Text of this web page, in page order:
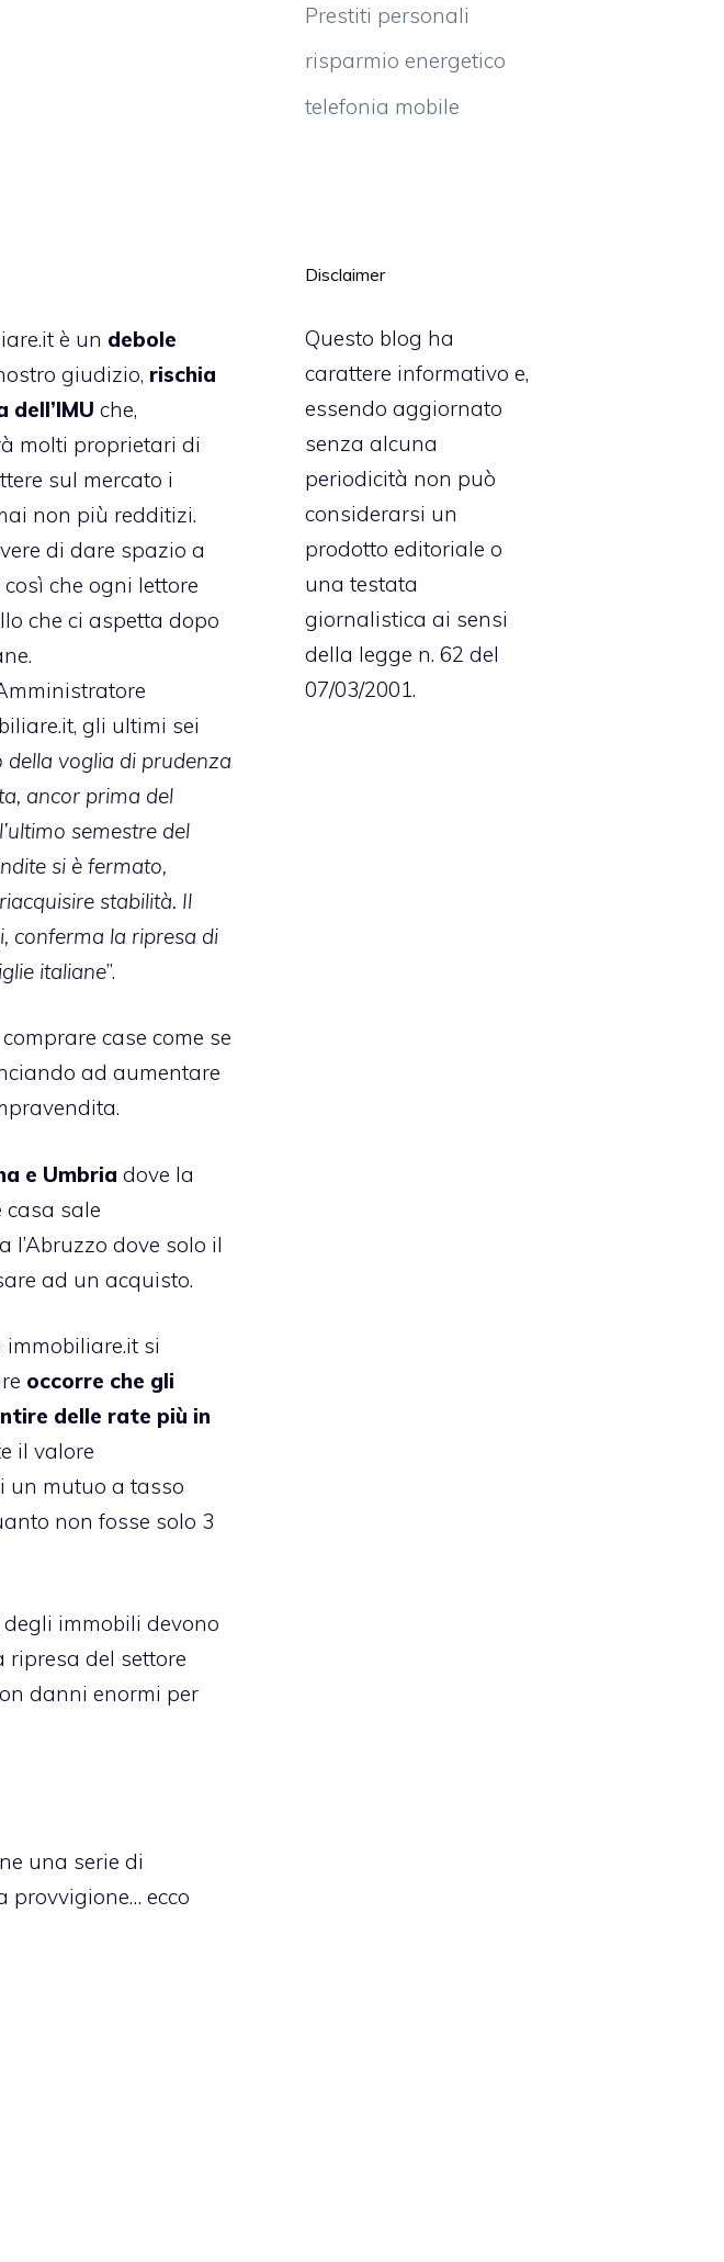
è un debole
giudizio, rischia
che,
molti proprietari di
sul mercato i
non più redditizi.
di dare spazio a
che ogni lettore
che ci aspetta dopo
gli ultimi sei
della voglia di prudenza
ancor prima del
semestre del
si è fermato,
stabilità. Il
conferma la ripresa di
italiane”.
case come se
ad aumentare
e Umbria dove la
casa sale
l’Abruzzo dove solo il
ad un acquisto.
si
occorre che gli
delle rate più in
il valore
un mutuo a tasso
non fosse solo 3
immobili devono
del settore
danni enormi per
una serie di
provvigione… ecco
Prestiti personali
risparmio energetico
telefonia mobile
Disclaimer
Questo blog ha
carattere informativo e,
essendo aggiornato
senza alcuna
periodicità non può
considerarsi un
prodotto editoriale o
una testata
giornalistica ai sensi
della legge n. 62 del
07/03/2001.